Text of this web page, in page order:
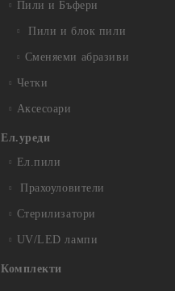
Пили и Бъфери
Пили и блок пили
Сменяеми абразиви
Четки
Аксесоари
Ел.уреди
Ел.пили
Прахоуловители
Стерилизатори
UV/LED лампи
Комплекти